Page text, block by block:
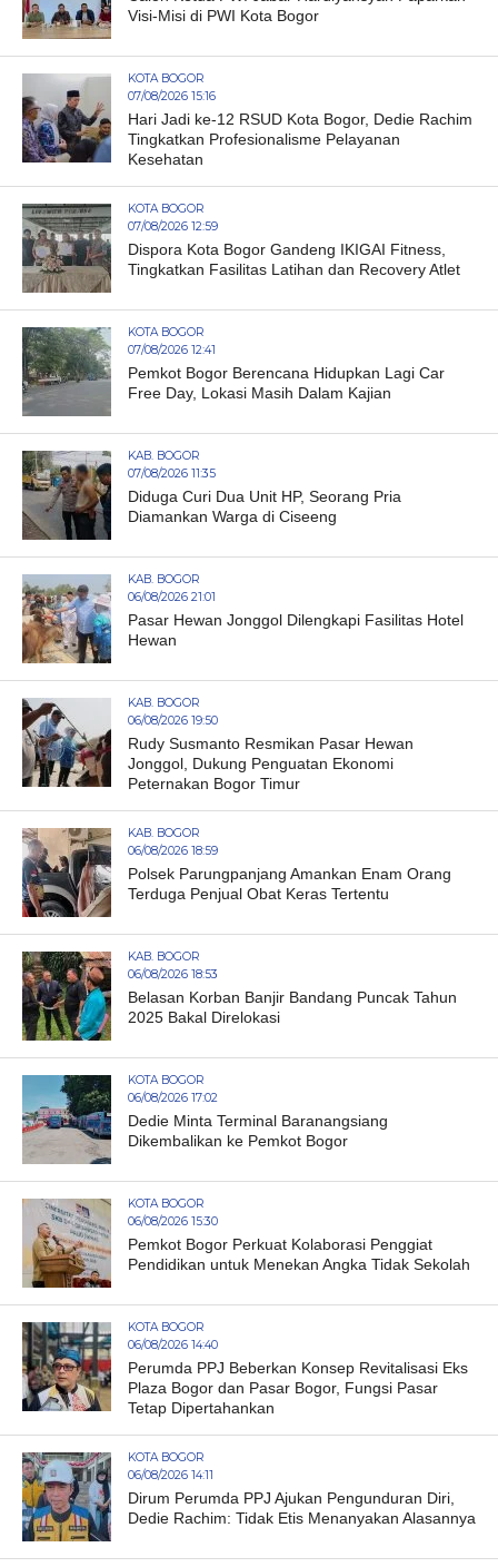
Visi-Misi di PWI Kota Bogor
KOTA BOGOR
07/08/2026 15:16
Hari Jadi ke-12 RSUD Kota Bogor, Dedie Rachim
Tingkatkan Profesionalisme Pelayanan
Kesehatan
KOTA BOGOR
07/08/2026 12:59
Dispora Kota Bogor Gandeng IKIGAI Fitness,
Tingkatkan Fasilitas Latihan dan Recovery Atlet
KOTA BOGOR
07/08/2026 12:41
Pemkot Bogor Berencana Hidupkan Lagi Car
Free Day, Lokasi Masih Dalam Kajian
KAB. BOGOR
07/08/2026 11:35
Diduga Curi Dua Unit HP, Seorang Pria
Diamankan Warga di Ciseeng
KAB. BOGOR
06/08/2026 21:01
Pasar Hewan Jonggol Dilengkapi Fasilitas Hotel
Hewan
KAB. BOGOR
06/08/2026 19:50
Rudy Susmanto Resmikan Pasar Hewan
Jonggol, Dukung Penguatan Ekonomi
Peternakan Bogor Timur
KAB. BOGOR
06/08/2026 18:59
Polsek Parungpanjang Amankan Enam Orang
Terduga Penjual Obat Keras Tertentu
KAB. BOGOR
06/08/2026 18:53
Belasan Korban Banjir Bandang Puncak Tahun
2025 Bakal Direlokasi
KOTA BOGOR
06/08/2026 17:02
Dedie Minta Terminal Baranangsiang
Dikembalikan ke Pemkot Bogor
KOTA BOGOR
06/08/2026 15:30
Pemkot Bogor Perkuat Kolaborasi Penggiat
Pendidikan untuk Menekan Angka Tidak Sekolah
KOTA BOGOR
06/08/2026 14:40
Perumda PPJ Beberkan Konsep Revitalisasi Eks
Plaza Bogor dan Pasar Bogor, Fungsi Pasar
Tetap Dipertahankan
KOTA BOGOR
06/08/2026 14:11
Dirum Perumda PPJ Ajukan Pengunduran Diri,
Dedie Rachim: Tidak Etis Menanyakan Alasannya